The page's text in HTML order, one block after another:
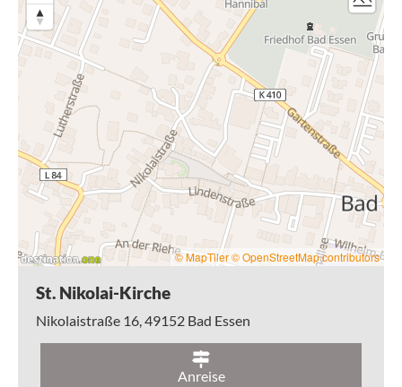
© MapTiler© OpenStreetMap contributors
St. Nikolai-Kirche
Nikolaistraße 16, 49152 Bad Essen
Anreise